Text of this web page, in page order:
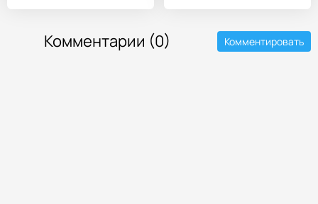
Комментарии (0) Комментировать